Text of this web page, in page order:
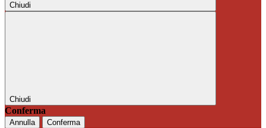
Chiudi
Chiudi
Conferma
Annulla Conferma